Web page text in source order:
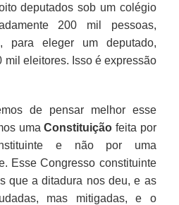
deputados sob um colégio
200 mil pessoas,
para eleger um deputado,
mil eleitores. Isso é expressão
de pensar melhor esse
umaConstituição feita por
e não por uma
Esse Congresso constituinte
que a ditadura nos deu, e as
mas mitigadas, e o